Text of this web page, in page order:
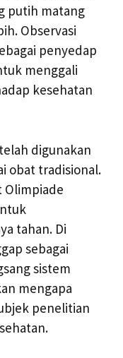
putih matang
Observasi
penyedap
menggali
kesehatan
digunakan
obat tradisional.
Olimpiade
tahan. Di
sebagai
sistem
mengapa
penelitian